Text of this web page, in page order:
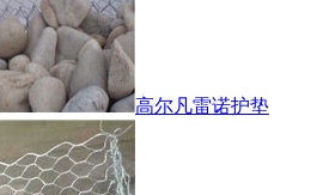
高尔凡雷诺护垫